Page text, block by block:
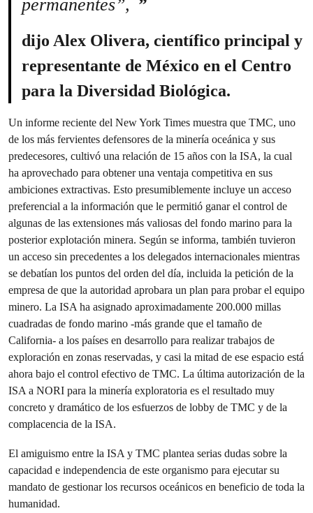
permanentes”,
dijo Alex Olivera, científico principal y
representante de México en el Centro
para la Diversidad Biológica.
Un informe reciente del New York Times muestra que TMC, uno
de los más fervientes defensores de la minería oceánica y sus
predecesores, cultivó una relación de 15 años con la ISA, la cual
ha aprovechado para obtener una ventaja competitiva en sus
ambiciones extractivas. Esto presumiblemente incluye un acceso
preferencial a la información que le permitió ganar el control de
algunas de las extensiones más valiosas del fondo marino para la
posterior explotación minera. Según se informa, también tuvieron
un acceso sin precedentes a los delegados internacionales mientras
se debatían los puntos del orden del día, incluida la petición de la
empresa de que la autoridad aprobara un plan para probar el equipo
minero. La ISA ha asignado aproximadamente 200.000 millas
cuadradas de fondo marino -más grande que el tamaño de
California- a los países en desarrollo para realizar trabajos de
exploración en zonas reservadas, y casi la mitad de ese espacio está
ahora bajo el control efectivo de TMC. La última autorización de la
ISA a NORI para la minería exploratoria es el resultado muy
concreto y dramático de los esfuerzos de lobby de TMC y de la
complacencia de la ISA.
El amiguismo entre la ISA y TMC plantea serias dudas sobre la
capacidad e independencia de este organismo para ejecutar su
mandato de gestionar los recursos oceánicos en beneficio de toda la
humanidad.